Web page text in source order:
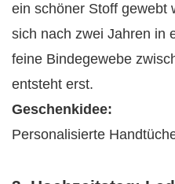
ein schöner Stoff gewebt
sich nach zwei Jahren in
feine Bindegewebe
entsteht erst.
Geschenkidee:
Personalisierte